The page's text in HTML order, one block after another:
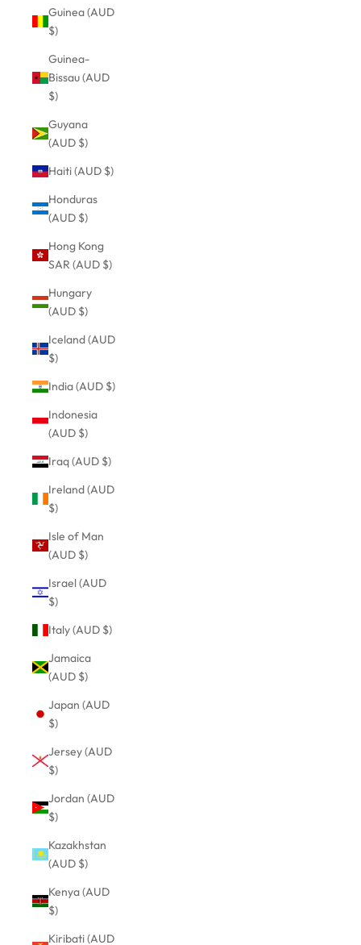
Guinea (AUD
$)
Guinea-
Bissau (AUD
$)
Guyana
(AUD $)
Haiti (AUD $)
Honduras
(AUD $)
Hong Kong
SAR (AUD $)
Hungary
(AUD $)
Iceland (AUD
$)
India (AUD $)
Indonesia
(AUD $)
Iraq (AUD $)
Ireland (AUD
$)
Isle of Man
(AUD $)
Israel (AUD
$)
Italy (AUD $)
Jamaica
(AUD $)
Japan (AUD
$)
Jersey (AUD
$)
Jordan (AUD
$)
Kazakhstan
(AUD $)
Kenya (AUD
$)
Kiribati (AUD